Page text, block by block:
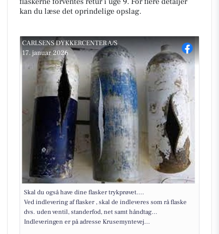
kan du læse det oprindelige opslag.
CARLSENS DYKKERCENTER A/S
17. januar 2026
Skal du også have dine flasker trykprøvet....
Ved indlevering af flasker , skal de indleveres som rå flaske
dvs. uden ventil, standerfod, net samt håndtag...
Indleveringen er på adresse Krusemyntevej...